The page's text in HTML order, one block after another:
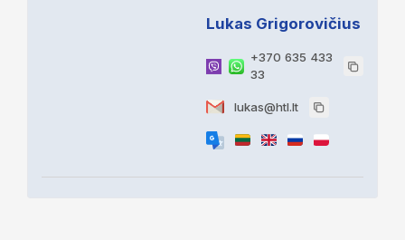
Lukas Grigorovičius
+370 635 433
33
lukas@htl.lt